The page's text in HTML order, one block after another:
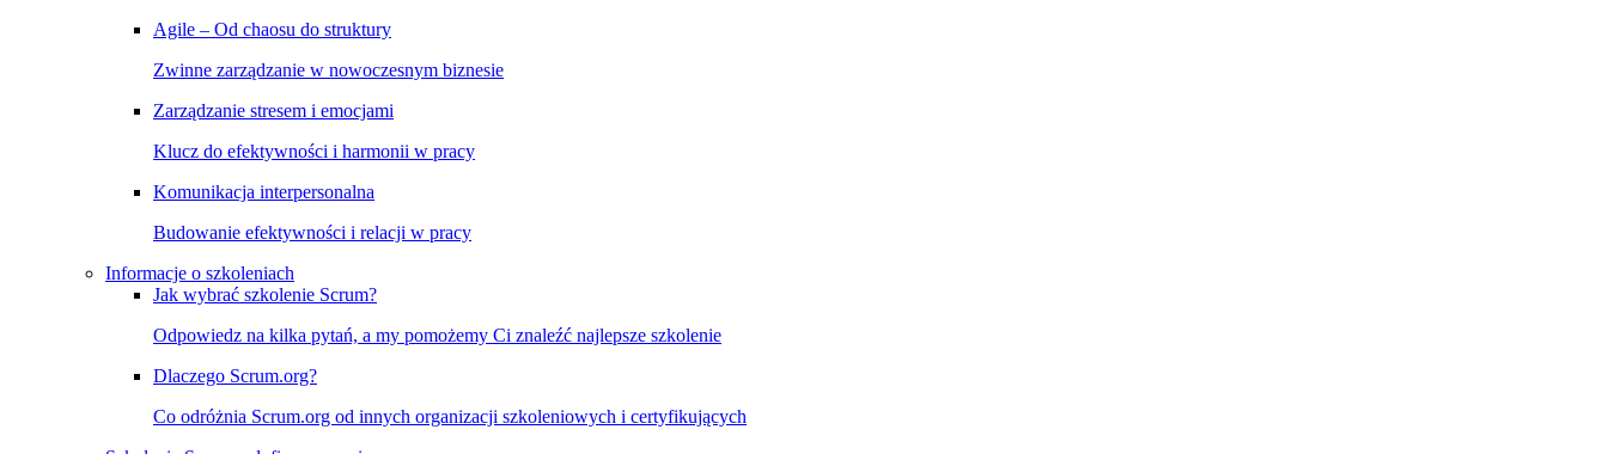
Agile – Od chaosu do struktury
Zwinne zarządzanie w nowoczesnym biznesie
Zarządzanie stresem i emocjami
Klucz do efektywności i harmonii w pracy
Komunikacja interpersonalna
Budowanie efektywności i relacji w pracy
Informacje o szkoleniach
Jak wybrać szkolenie Scrum?
Odpowiedz na kilka pytań, a my pomożemy Ci znaleźć najlepsze szkolenie
Dlaczego Scrum.org?
Co odróżnia Scrum.org od innych organizacji szkoleniowych i certyfikujących